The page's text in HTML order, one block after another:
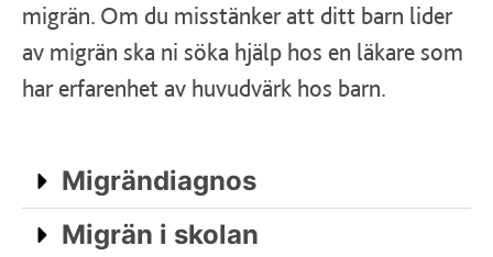
migrän. Om du misstänker att ditt barn lider
av migrän ska ni söka hjälp hos en läkare som
har erfarenhet av huvudvärk hos barn.
Migrändiagnos
Migrän i skolan